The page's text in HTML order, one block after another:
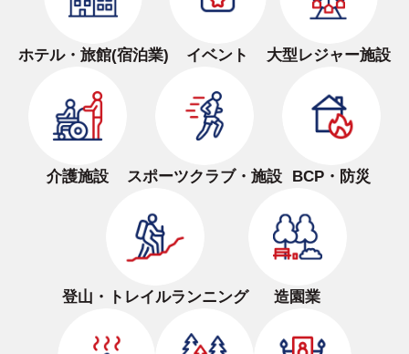
ホテル・旅館(宿泊業) イベント 大型レジャー施設
介護施設 スポーツクラブ・施設 BCP・防災
登山・トレイルランニング 造園業